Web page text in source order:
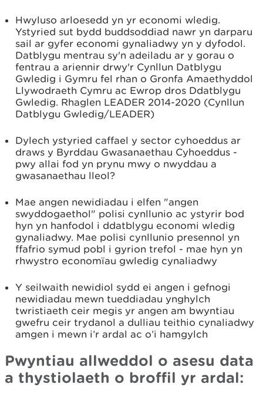
Hwyluso arloesedd yn yr economi wledig.
Ystyried sut bydd buddsoddiad nawr yn darparu
sail ar gyfer economi gynaliadwy yn y dyfodol.
Datblygu mentrau sy'n adeiladu ar y gorau o
fentrau a ariennir drwy'r Cynllun Datblygu
Gwledig i Gymru fel rhan o Gronfa Amaethyddol
Llywodraeth Cymru ac Ewrop dros Ddatblygu
Gwledig. Rhaglen LEADER 2014-2020 (Cynllun
Datblygu Gwledig/LEADER)
Dylech ystyried caffael y sector cyhoeddus ar
draws y Byrddau Gwasanaethau Cyhoeddus -
pwy allai fod yn prynu mwy o nwyddau a
gwasanaethau lleol?
Mae angen newidiadau i elfen "angen
swyddogaethol" polisi cynllunio ac ystyrir bod
hyn yn hanfodol i ddatblygu economi wledig
gynaliadwy. Mae polisi cynllunio presennol yn
ffafrio symud pobl i gyrion trefol - mae hyn yn
rhwystro economïau gwledig cynaliadwy
Y seilwaith newidiol sydd ei angen i gefnogi
newidiadau mewn tueddiadau ynghylch
twristiaeth ceir megis yr angen am bwyntiau
gwefru ceir trydanol a dulliau teithio cynaliadwy
amgen i mewn i’r ardal ac o’i hamgylch
Pwyntiau allweddol o asesu data
a thystiolaeth o broffil yr ardal: